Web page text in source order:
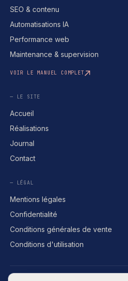
SEO & contenu
Automatisations IA
Performance web
Maintenance & supervision
VOIR LE MANUEL COMPLET
— LE SITE
Accueil
Réalisations
Journal
Contact
— LÉGAL
Mentions légales
Confidentialité
Conditions générales de vente
Conditions d'utilisation